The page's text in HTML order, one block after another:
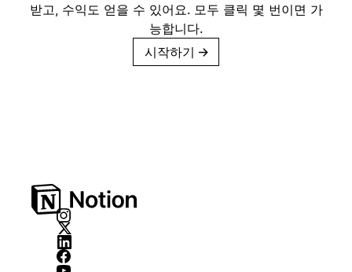
받고, 수익도 얻을 수 있어요. 모두 클릭 몇 번이면 가
능합니다.
시작하기 →